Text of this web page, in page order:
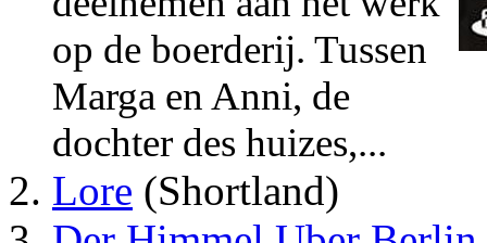
op de boerderij. Tussen
Marga en Anni, de
dochter des huizes,...
Lore (Shortland)